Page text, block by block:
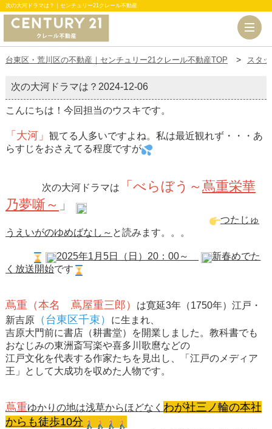
次の大河ドラマは？｜センチュリー21クレール不動産
台東区・荒川区の不動産｜センチュリー21クレール不動産TOP スタ
次の大河ドラマは？ 2024-12-06
こんにちは！今回担当のウスキです。
「大河」 観てる人多いですよね。私は最近観れず・・・あ
らすじをおさえてる程度ですが
次の大河ドラマは 「べらぼう～蔦重栄華
乃夢噺～ 」
つたじゅ
うえいがのゆめばなし～ と読みます。。。
2025年1月5日（日）20：00～
新春めでた
く放送開始です
蔦重（本名 蔦屋重三郎）
は寛延3年（1750年）江戸・
新吉原（台東区千束）
に生まれ、
吉原大門前に書店（耕書堂）を開業しました。教科書でも
おなじみの東洲斎写楽や喜多川歌麿などの
江戸文化を代表する作家たちを見出し、「江戸のメディア
王」として大成功を収めた人物です。
蔦重ゆかりの地は浅草からほどなく わが社三ノ輪の本社
からも徒歩10分